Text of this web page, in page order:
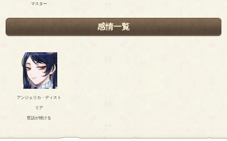
マスター
感情一覧
アンジェリカ・ディスト
リア
世話が焼ける